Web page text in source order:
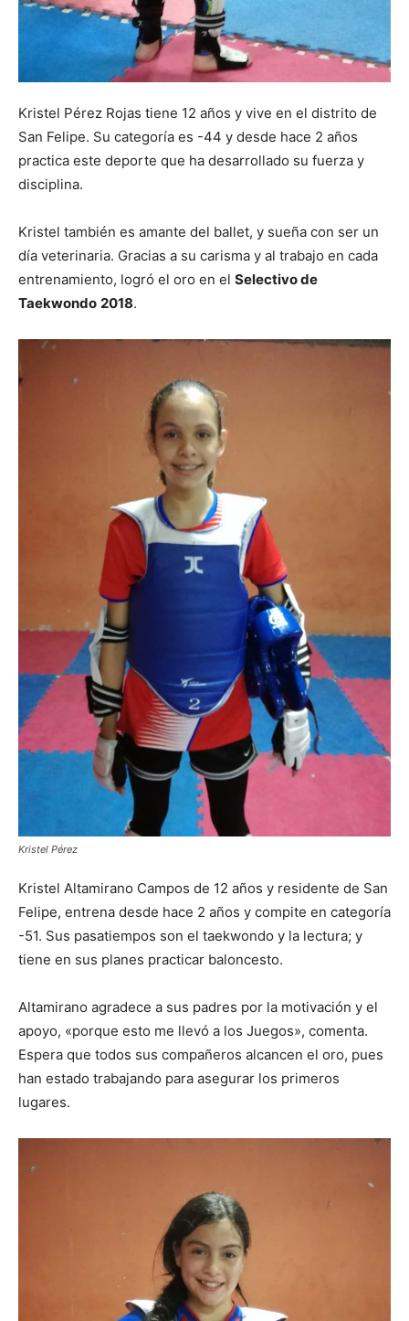
Kristel Pérez Rojas tiene 12 años y vive en el distrito de
San Felipe. Su categoría es -44 y desde hace 2 años
practica este deporte que ha desarrollado su fuerza y
disciplina.
Kristel también es amante del ballet, y sueña con ser un
día veterinaria. Gracias a su carisma y al trabajo en cada
entrenamiento, logró el oro en el Selectivo de
Taekwondo 2018.
Kristel Pérez
Kristel Altamirano Campos de 12 años y residente de San
Felipe, entrena desde hace 2 años y compite en categoría
-51. Sus pasatiempos son el taekwondo y la lectura; y
tiene en sus planes practicar baloncesto.
Altamirano agradece a sus padres por la motivación y el
apoyo, «porque esto me llevó a los Juegos», comenta.
Espera que todos sus compañeros alcancen el oro, pues
han estado trabajando para asegurar los primeros
lugares.